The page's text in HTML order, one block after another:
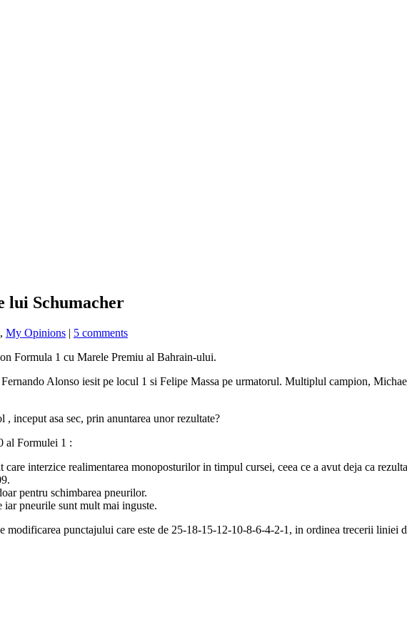
lui Schumacher
, My Opinions | 5 comments
Formula 1 cu Marele Premiu al Bahrain-ului.
Alonso iesit pe locul 1 si Felipe Massa pe urmatorul. Multiplul campion,
, inceput asa sec, prin anuntarea unor rezultate?
al Formulei 1 :
interzice realimentarea monoposturilor in timpul cursei, ceea ce a avut deja ca
pentru schimbarea pneurilor.
pneurile sunt mult mai inguste.
modificarea punctajului care este de 25-18-15-12-10-8-6-4-2-1, in ordinea trecerii liniei